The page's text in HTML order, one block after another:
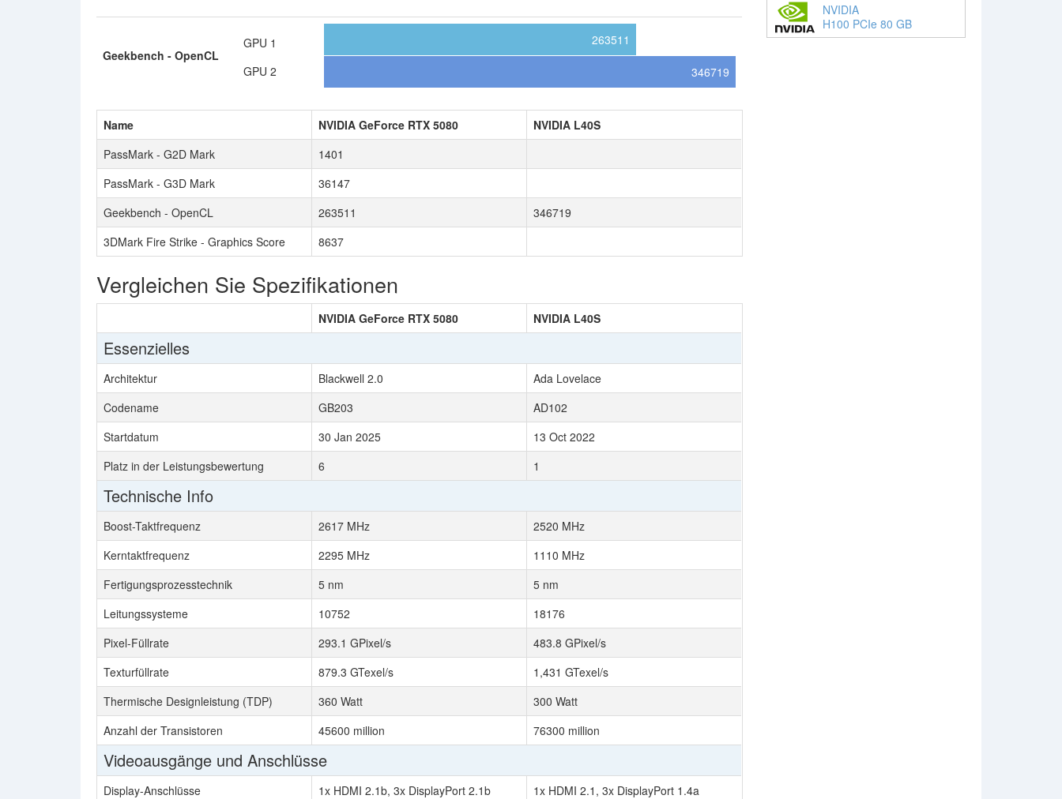
Geekbench - OpenCL
GPU 1
GPU 2
263511
346719
Name NVIDIA GeForce RTX 5080
NVIDIA L40S
PassMark - G2D Mark
1401
PassMark - G3D Mark
36147
Geekbench - OpenCL
263511
346719
3DMark Fire Strike - Graphics Score
8637
Vergleichen Sie Spezifikationen
NVIDIA GeForce RTX 5080 NVIDIA L40S
Essenzielles
Architektur Blackwell 2.0
Ada Lovelace
Codename
GB203
AD102
Startdatum
30 Jan 2025
13 Oct 2022
Platz in der Leistungsbewertung
6 1
Technische Info
Boost-Taktfrequenz 2617 MHz
2520 MHz
Kerntaktfrequenz
2295 MHz
1110 MHz
Fertigungsprozesstechnik
5 nm
5 nm
Leitungssysteme
10752
18176
Pixel-Füllrate
293.1 GPixel/s
483.8 GPixel/s
Texturfüllrate
879.3 GTexel/s
1,431 GTexel/s
Thermische Designleistung (TDP)
360 Watt
300 Watt
Anzahl der Transistoren
45600 million 76300 million
Videoausgänge und Anschlüsse
Display-Anschlüsse 1x HDMI 2.1b, 3x DisplayPort 2.1b 1x HDMI 2.1, 3x DisplayPort 1.4a
NVIDIA
H100 PCIe 80 GB